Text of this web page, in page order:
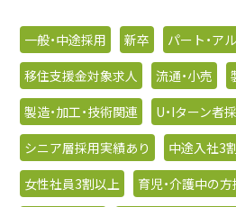
一般・中途採用 新卒 パート・ア
移住支援金対象求人
流通・小売
製造・加工・技術関連
U・Iターン者
シニア層採用実績あり
中途入社3
女性社員3割以上
育児・介護中の